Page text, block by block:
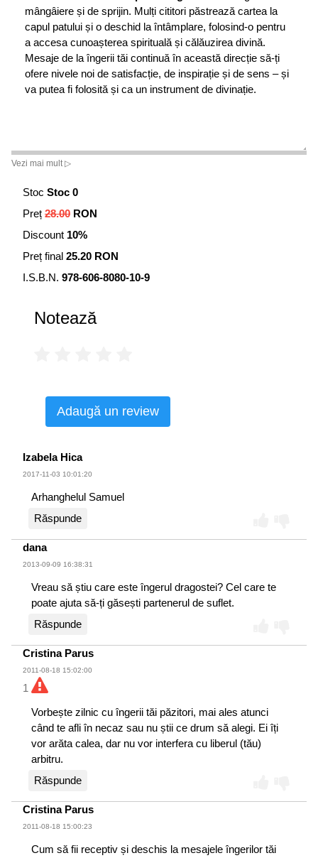
mângâiere și de sprijin. Mulți cititori păstrează cartea la
capul patului și o deschid la întâmplare, folosind-o pentru
a accesa cunoașterea spirituală și călăuzirea divină.
Mesaje de la îngerii tăi continuă în această direcție să-ți
ofere nivele noi de satisfacție, de inspirație și de sens – și
va putea fi folosită și ca un instrument de divinație.
Vezi mai mult ▷
Stoc Stoc 0
Preț 28.00 RON
Discount 10%
Preț final 25.20 RON
I.S.B.N. 978-606-8080-10-9
Notează
Adaugă un review
Izabela Hica
2017-11-03 10:01:20
Arhanghelul Samuel
Răspunde
dana
2013-09-09 16:38:31
Vreau să știu care este îngerul dragostei? Cel care te
poate ajuta să-ți găsești partenerul de suflet.
Răspunde
Cristina Parus
2011-08-18 15:02:00
1
Vorbește zilnic cu îngerii tăi păzitori, mai ales atunci
când te afli în necaz sau nu știi ce drum să alegi. Ei îți
vor arăta calea, dar nu vor interfera cu liberul (tău)
arbitru.
Răspunde
Cristina Parus
2011-08-18 15:00:23
Cum să fii receptiv și deschis la mesajele îngerilor tăi